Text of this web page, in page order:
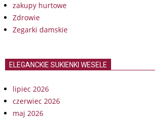
zakupy hurtowe
Zdrowie
Zegarki damskie
ELEGANCKIE SUKIENKI WESELE
lipiec 2026
czerwiec 2026
maj 2026